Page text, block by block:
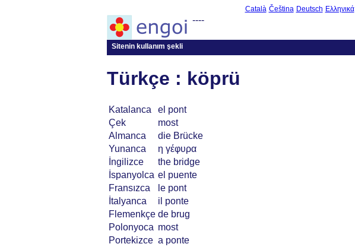
Català Čeština Deutsch Ελληνικά
----
Sitenin kullanım şekli
Türkçe : köprü
Katalanca
el pont
Çek
most
Almanca
die Brücke
Yunanca
η γέφυρα
İngilizce
the bridge
İspanyolca el puente
Fransızca
le pont
İtalyanca
il ponte
Flemenkçe de brug
Polonyoca most
Portekizce a ponte